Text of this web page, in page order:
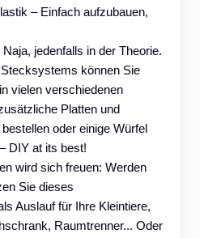
– Einfach aufzubauen,
jedenfalls in der Theorie.
können Sie
vielen verschiedenen
Platten und
oder einige Würfel
DIY at its best!
wird sich freuen: Werden
Sie dieses
Auslauf für Ihre Kleintiere,
Raumtrenner... Oder